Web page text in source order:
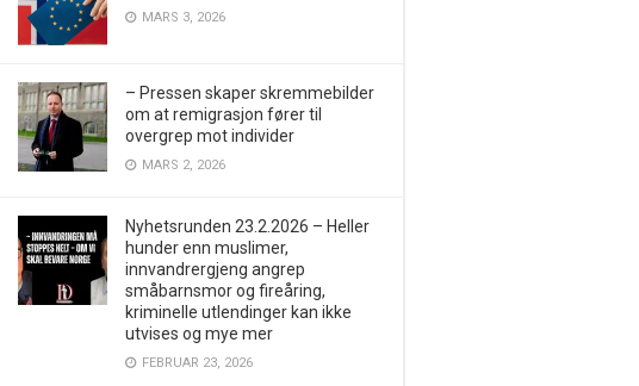
MARS 3, 2026
– Pressen skaper skremmebilder
om at remigrasjon fører til
overgrep mot individer
MARS 2, 2026
Nyhetsrunden 23.2.2026 – Heller
hunder enn muslimer,
innvandrergjeng angrep
småbarnsmor og fireåring,
kriminelle utlendinger kan ikke
utvises og mye mer
FEBRUAR 23, 2026